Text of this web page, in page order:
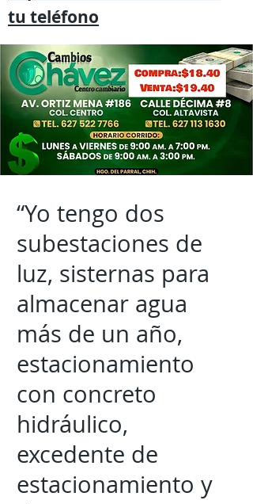
tu teléfono
“Yo tengo dos
subestaciones de
luz, sisternas para
almacenar agua
más de un año,
estacionamiento
con concreto
hidráulico,
excedente de
estacionamiento y